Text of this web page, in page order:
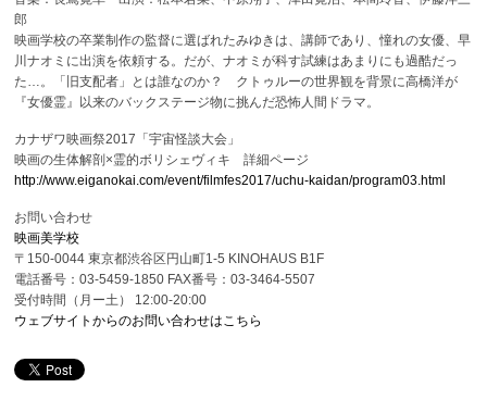
郎
映画学校の卒業制作の監督に選ばれたみゆきは、講師であり、憧れの女優、早
川ナオミに出演を依頼する。だが、ナオミが科す試練はあまりにも過酷だっ
た…。「旧支配者」とは誰なのか？ クトゥルーの世界観を背景に高橋洋が
『女優霊』以来のバックステージ物に挑んだ恐怖人間ドラマ。
カナザワ映画祭2017「宇宙怪談大会」
映画の生体解剖×霊的ボリシェヴィキ 詳細ページ
http://www.eiganokai.com/event/filmfes2017/uchu-kaidan/program03.html
お問い合わせ
映画美学校
〒150-0044 東京都渋谷区円山町1-5 KINOHAUS B1F
電話番号：03-5459-1850 FAX番号：03-3464-5507
受付時間（月ー土） 12:00-20:00
ウェブサイトからのお問い合わせはこちら